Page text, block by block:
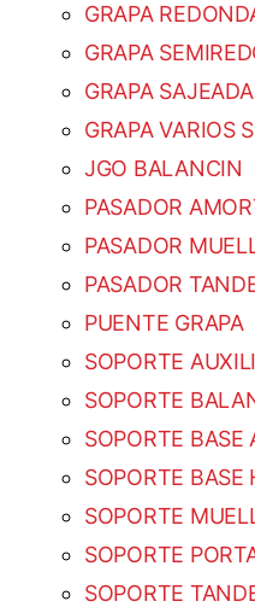
GRAPA
GRAPA
GRAPA SAJEADA
GRAPA VARIOS
JGO BALANCIN
PASADOR
PASADOR
PASADOR
PUENTE GRAPA
SOPORTE
SOPORTE
SOPORTE BASE
SOPORTE BASE
SOPORTE
SOPORTE
SOPORTE